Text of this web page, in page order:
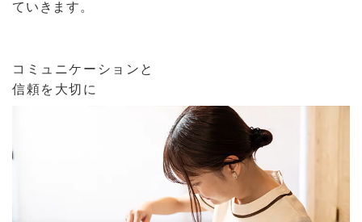
ていきます。
コミュニケーションと
信頼を大切に